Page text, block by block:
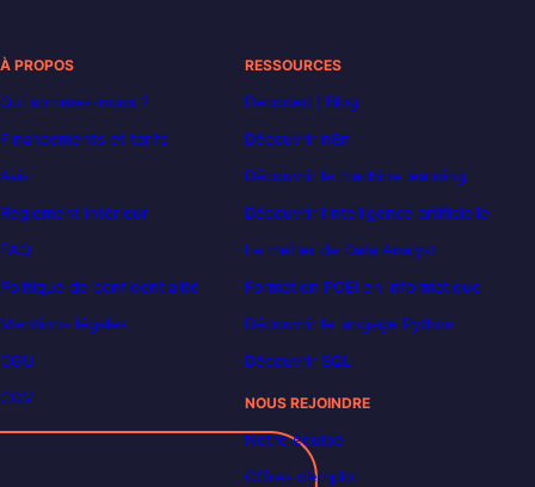
À PROPOS
Qui sommes-nous ?
Financements et tarifs
Avis
Règlement intérieur
FAQ
Politique de confidentialité
Mentions légales
CGU
CGV
RESSOURCES
Decoded | Blog
Découvrir n8n
Découvrir le machine learning
Découvrir l’intelligence artificielle
Le métier de Data Analyst
Formation POEI en informatique
Découvrir le langage Python
Découvrir SQL
NOUS REJOINDRE
Notre équipe
Offres d’emploi